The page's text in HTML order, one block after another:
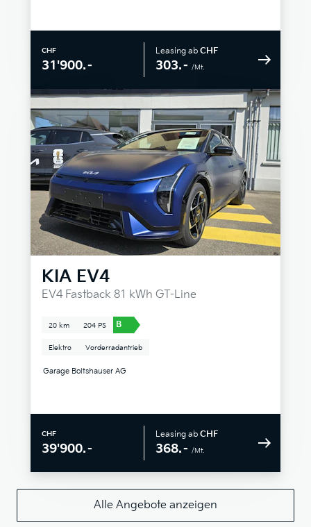
CHF
31'900.–
Leasing ab CHF
303.– /Mt.
KIA EV4
EV4 Fastback 81 kWh GT-Line
20 km 204 PS B
Elektro Vorderradantrieb
Garage Boltshauser AG
CHF
39'900.–
Leasing ab CHF
368.– /Mt.
Alle Angebote anzeigen